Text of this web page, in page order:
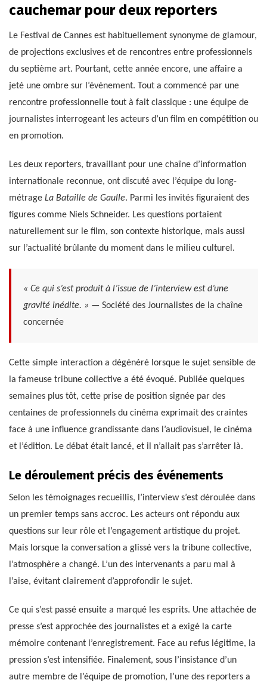
cauchemar pour deux reporters
Le Festival de Cannes est habituellement synonyme de glamour,
de projections exclusives et de rencontres entre professionnels
du septième art. Pourtant, cette année encore, une affaire a
jeté une ombre sur l’événement. Tout a commencé par une
rencontre professionnelle tout à fait classique : une équipe de
journalistes interrogeant les acteurs d’un film en compétition ou
en promotion.
Les deux reporters, travaillant pour une chaîne d’information
internationale reconnue, ont discuté avec l’équipe du long-
métrage La Bataille de Gaulle. Parmi les invités figuraient des
figures comme Niels Schneider. Les questions portaient
naturellement sur le film, son contexte historique, mais aussi
sur l’actualité brûlante du moment dans le milieu culturel.
« Ce qui s’est produit à l’issue de l’interview est d’une
gravité inédite. » — Société des Journalistes de la chaîne
concernée
Cette simple interaction a dégénéré lorsque le sujet sensible de
la fameuse tribune collective a été évoqué. Publiée quelques
semaines plus tôt, cette prise de position signée par des
centaines de professionnels du cinéma exprimait des craintes
face à une influence grandissante dans l’audiovisuel, le cinéma
et l’édition. Le débat était lancé, et il n’allait pas s’arrêter là.
Le déroulement précis des événements
Selon les témoignages recueillis, l’interview s’est déroulée dans
un premier temps sans accroc. Les acteurs ont répondu aux
questions sur leur rôle et l’engagement artistique du projet.
Mais lorsque la conversation a glissé vers la tribune collective,
l’atmosphère a changé. L’un des intervenants a paru mal à
l’aise, évitant clairement d’approfondir le sujet.
Ce qui s’est passé ensuite a marqué les esprits. Une attachée de
presse s’est approchée des journalistes et a exigé la carte
mémoire contenant l’enregistrement. Face au refus légitime, la
pression s’est intensifiée. Finalement, sous l’insistance d’un
autre membre de l’équipe de promotion, l’une des reporters a